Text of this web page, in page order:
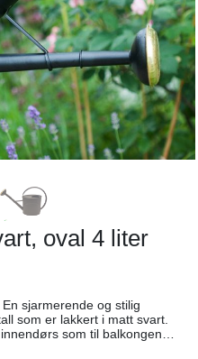
oval 4 liter
som er lakkert i matt svart.
som til balkongen